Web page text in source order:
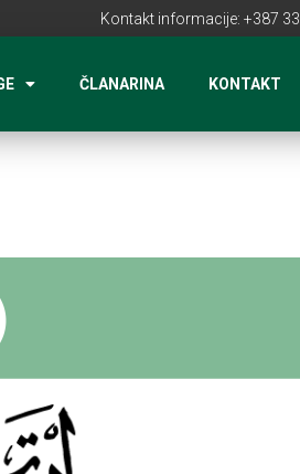
Kontakt informacije: +387
ČLANARINA KONTAKT